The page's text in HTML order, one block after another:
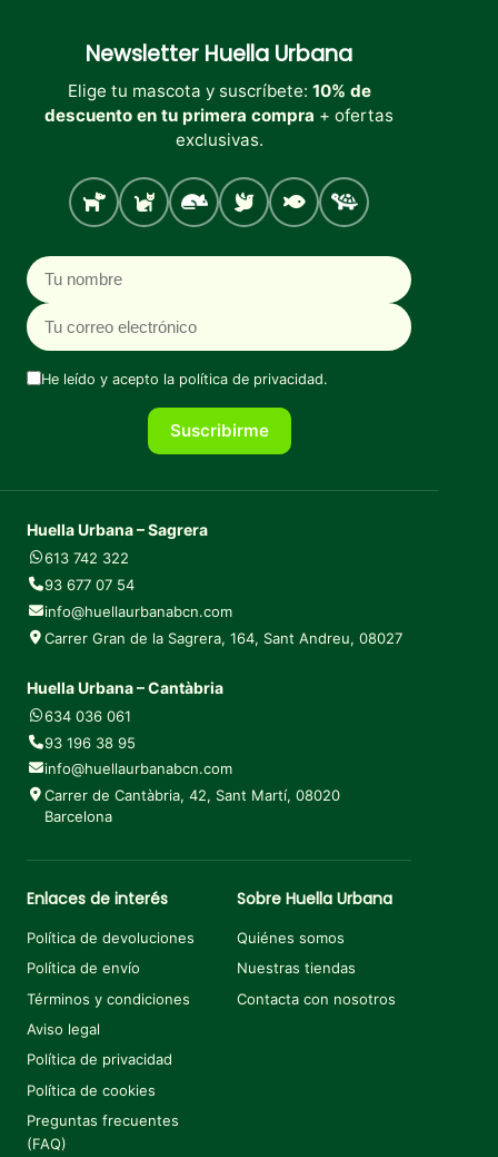
Newsletter Huella Urbana
Elige tu mascota y suscríbete: 10% de
descuento en tu primera compra + ofertas
exclusivas.
Perro Gato Roedores
Aves PecesTortugas
Nombre
Correo electrónico
He leído y acepto la política de privacidad.
Suscribirme
Huella Urbana – Sagrera
613 742 322
93 677 07 54
info@huellaurbanabcn.com
Carrer Gran de la Sagrera, 164, Sant Andreu, 08027
Huella Urbana – Cantàbria
634 036 061
93 196 38 95
info@huellaurbanabcn.com
Carrer de Cantàbria, 42, Sant Martí, 08020
Barcelona
Enlaces de interés
Política de devoluciones
Política de envío
Términos y condiciones
Aviso legal
Política de privacidad
Política de cookies
Preguntas frecuentes
(FAQ)
Sobre Huella Urbana
Quiénes somos
Nuestras tiendas
Contacta con nosotros